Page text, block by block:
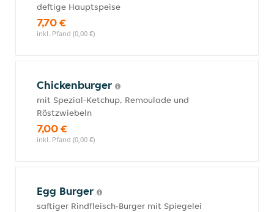
deftige Hauptspeise
7,70 €
inkl. Pfand (0,00 €)
Chickenburger
mit Spezial-Ketchup, Remoulade und
Röstzwiebeln
7,00 €
inkl. Pfand (0,00 €)
Egg Burger
saftiger Rindfleisch‑Burger mit Spiegelei